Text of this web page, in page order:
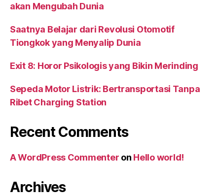
akan Mengubah Dunia
Saatnya Belajar dari Revolusi Otomotif
Tiongkok yang Menyalip Dunia
Exit 8: Horor Psikologis yang Bikin Merinding
Sepeda Motor Listrik: Bertransportasi Tanpa
Ribet Charging Station
Recent Comments
A WordPress Commenter on Hello world!
Archives